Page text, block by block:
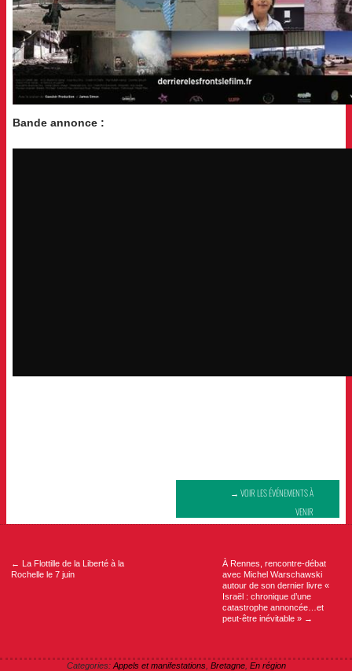
Bande annonce :
→ VOIR LES ÉVÉNEMENTS À
VENIR
Navigation
← La Flottille de la Liberté à la
Rochelle le 7 juin
À Rennes, rencontre-débat
avec Michel Warschawski
autour de son dernier livre «
Israël : chronique d’une
catastrophe annoncée…et
peut-être inévitable » →
Categories: Appels et manifestations, Bretagne, En région